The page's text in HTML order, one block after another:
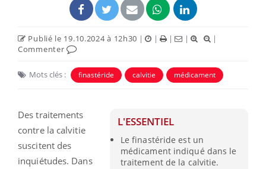
Publié le 19.10.2024 à 12h30 | | | |
|
Commenter
Mots clés : finastéride calvitie médicament
L'ESSENTIEL
Le finastéride est un
médicament indiqué dans le
traitement de la calvitie.
Des traitements
contre la calvitie
suscitent des
inquiétudes. Dans